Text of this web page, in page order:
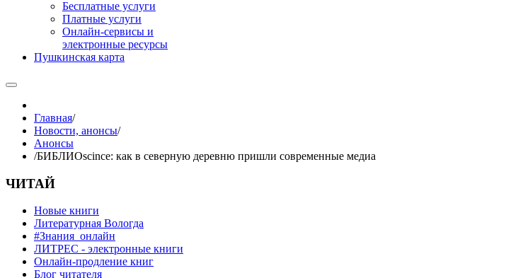
Бесплатные услуги
Платные услуги
Онлайн-сервисы и
электронные ресурсы
Пушкинская карта
Главная/
Новости, анонсы/
Анонсы
/БИБЛИОscince: как в северную деревню пришли современные медиа
ЧИТАЙ
Новые книги
Литературная Вологда
#Знания_онлайн
ЛИТРЕС - электронные книги
Онлайн-продление книг
Блог читателя